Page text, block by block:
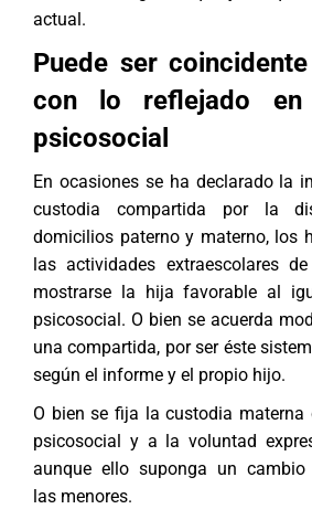
actual.
Puede ser
con lo reflejado
psicosocial
En ocasiones se ha declarado la
custodia compartida por la
domicilios paterno y materno, los
las actividades extraescolares
mostrarse la hija favorable al
psicosocial. O bien se acuerda
una compartida, por ser éste
según el informe y el propio hijo.
O bien se fija la custodia
psicosocial y a la voluntad
aunque ello suponga un
las menores.